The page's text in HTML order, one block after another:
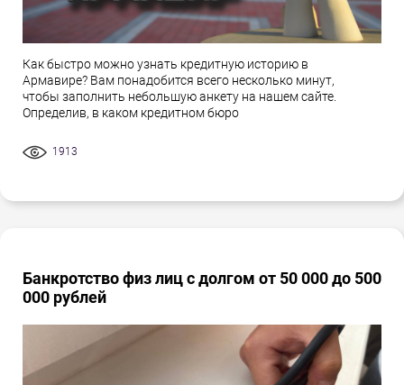
Как быстро можно узнать кредитную историю в
Армавире? Вам понадобится всего несколько минут,
чтобы заполнить небольшую анкету на нашем сайте.
Определив, в каком кредитном бюро
1913
Банкротство физ лиц с долгом от 50 000 до 500
000 рублей